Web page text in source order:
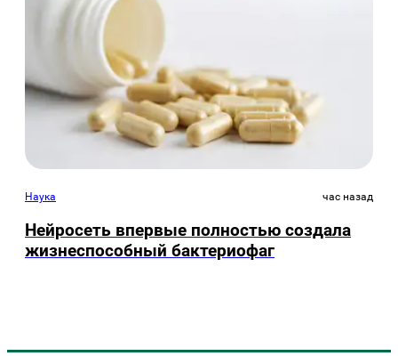
Наука час назад
Нейросеть впервые полностью создала
жизнеспособный бактериофаг